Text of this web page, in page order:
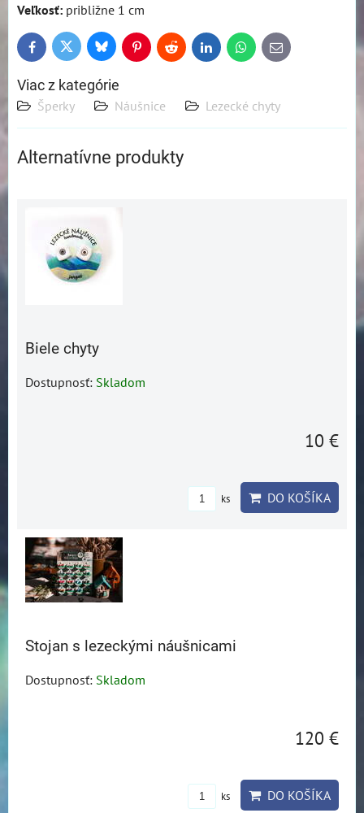
Veľkosť: približne 1 cm
FacebookTwitter BlueskyPinterestReddit LinkedInWhatsApp
E-
mail
Viac z kategórie
Šperky Náušnice Lezecké chyty
Alternatívne produkty
Biele chyty
Dostupnosť: Skladom
10 €
ks DO KOŠÍKA
Stojan s lezeckými náušnicami
Dostupnosť: Skladom
120 €
ks DO KOŠÍKA